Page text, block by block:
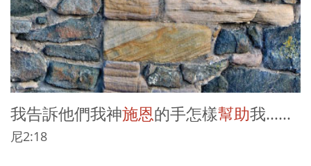
我告訴他們我神施恩的手怎樣幫助我……
尼2:18